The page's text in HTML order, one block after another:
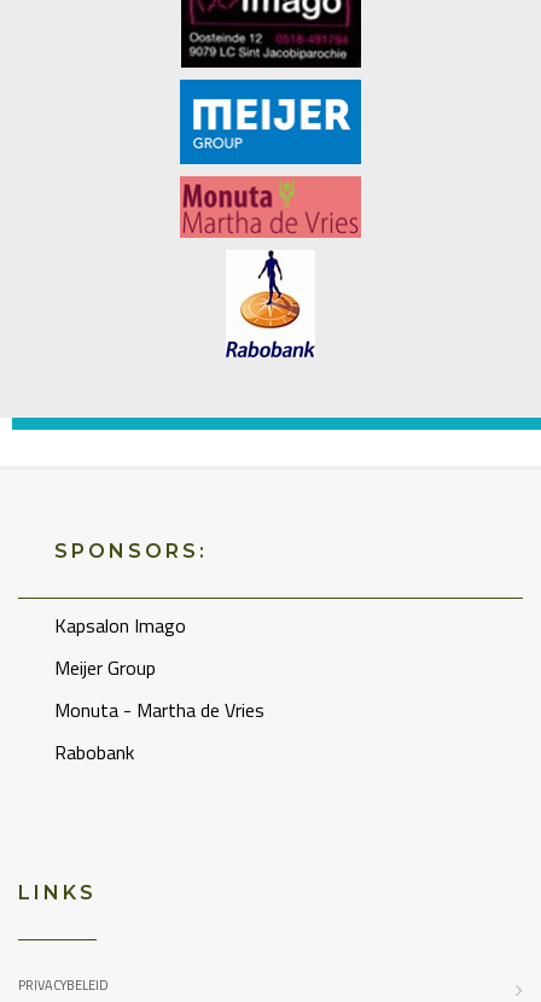
SPONSORS:
Kapsalon Imago
Meijer Group
Monuta - Martha de Vries
Rabobank
LINKS
PRIVACYBELEID